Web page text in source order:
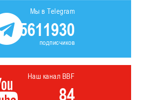
Мы в Telegram
5611930
подписчиков
Наш канал BBF
84